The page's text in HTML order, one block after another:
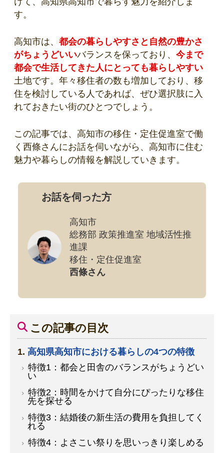
す。
高知市は、 都会の暮らしやすさと自然の豊かさ
がちょうどいいバランスを保っており、 今まで
都会で生活してきた人にとっても暮らしやすい
土地です。年々移住者の数も増加しており、移
住を検討している人であれば、ぜひ選択肢に入
れておきたい街のひとつでしょう。
この記事では、高知市の移住・定住促進室で働
く西條さんにお話を伺いながら、高知市に住む
魅力や暮らしの情報を解説していきます。
お話を伺った方
高知市
総務部 政策推進室 地域活性推
進課
移住・定住促進室
西條さん
この記事の目次
高知県高知市における暮らしの4つの特徴
特徴1：都会と田舎のバランスがちょうどい
い
特徴2：時間をかけて自分にぴったりな移住
先を探せる
特徴3：結婚後の新生活の費用を負担してく
れる
特徴4：よさこい祭りを思いっきり楽しめる